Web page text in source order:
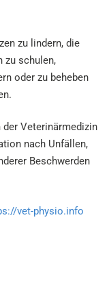
zu lindern, die
zu schulen,
oder zu beheben
Veterinärmedizin
nach Unfällen,
Beschwerden
vet-physio.info